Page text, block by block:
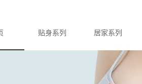
贴身系列 居家系列